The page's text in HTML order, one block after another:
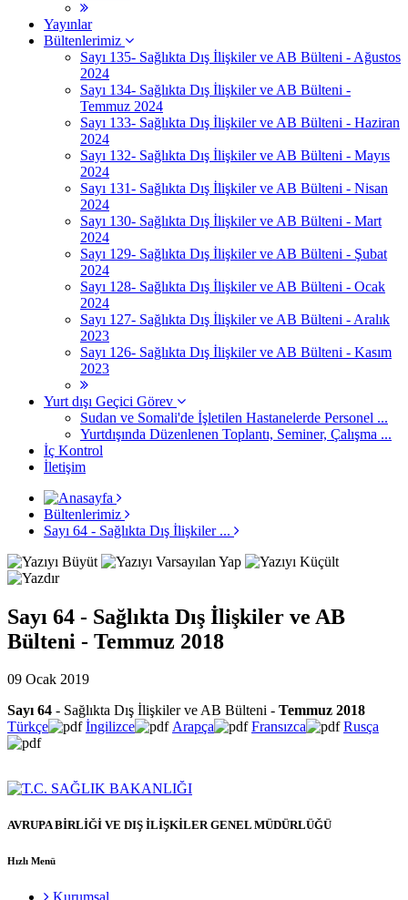
Yayınlar
Bültenlerimiz
Sayı 135- Sağlıkta Dış İlişkiler ve AB Bülteni - Ağustos
2024
Sayı 134- Sağlıkta Dış İlişkiler ve AB Bülteni -
Temmuz 2024
Sayı 133- Sağlıkta Dış İlişkiler ve AB Bülteni - Haziran
2024
Sayı 132- Sağlıkta Dış İlişkiler ve AB Bülteni - Mayıs
2024
Sayı 131- Sağlıkta Dış İlişkiler ve AB Bülteni - Nisan
2024
Sayı 130- Sağlıkta Dış İlişkiler ve AB Bülteni - Mart
2024
Sayı 129- Sağlıkta Dış İlişkiler ve AB Bülteni - Şubat
2024
Sayı 128- Sağlıkta Dış İlişkiler ve AB Bülteni - Ocak
2024
Sayı 127- Sağlıkta Dış İlişkiler ve AB Bülteni - Aralık
2023
Sayı 126- Sağlıkta Dış İlişkiler ve AB Bülteni - Kasım
2023
Yurt dışı Geçici Görev
Sudan ve Somali'de İşletilen Hastanelerde Personel ...
Yurtdışında Düzenlenen Toplantı, Seminer, Çalışma ...
İç Kontrol
İletişim
Bültenlerimiz
Sayı 64 - Sağlıkta Dış İlişkiler ...
Sayı 64 - Sağlıkta Dış İlişkiler ve AB
Bülteni - Temmuz 2018
09 Ocak 2019
Sayı 64 - Sağlıkta Dış İlişkiler ve AB Bülteni - Temmuz 2018
Türkçe
İngilizce Arapça Fransızca Rusça
AVRUPA BİRLİĞİ VE DIŞ İLİŞKİLER GENEL MÜDÜRLÜĞÜ
Hızlı Menü
Kurumsal